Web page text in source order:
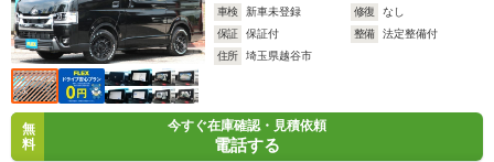
車検
新車未登録 修復
なし
保証
保証付 整備
法定整備付
住所
埼玉県越谷市
無
料
今すぐ在庫確認・見積依頼
電話する